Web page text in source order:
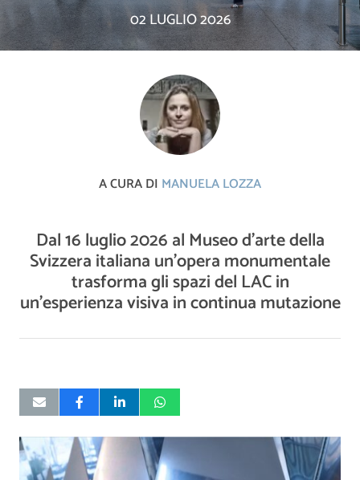
02 LUGLIO 2026
A CURA DI MANUELA LOZZA
Dal 16 luglio 2026 al Museo d’arte della
Svizzera italiana un’opera monumentale
trasforma gli spazi del LAC in
un’esperienza visiva in continua mutazione